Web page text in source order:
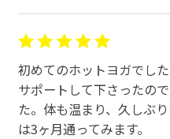
初めてのホットヨガでし
サポートして下さったの
た。体も温まり、久しぶ
は3ヶ月通ってみます。